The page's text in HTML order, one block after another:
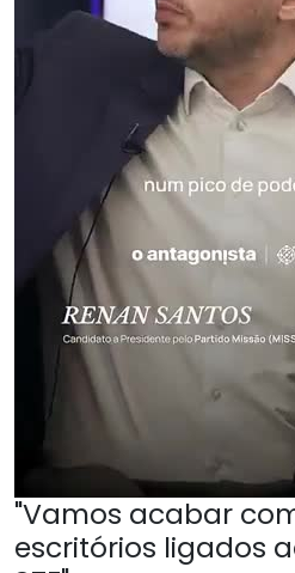
"Vamos acabar
escritórios ligados